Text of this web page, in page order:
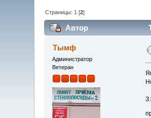
Страницы: 1 [2]
Автор
Тымф
Администратор
Ветеран